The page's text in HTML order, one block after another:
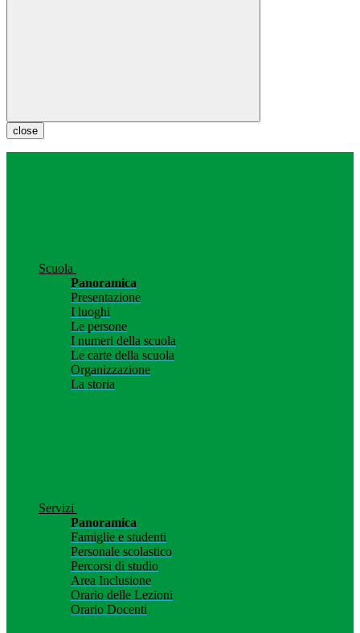
close
Scuola
Panoramica
Presentazione
I luoghi
Le persone
I numeri della scuola
Le carte della scuola
Organizzazione
La storia
Servizi
Panoramica
Famiglie e studenti
Personale scolastico
Percorsi di studio
Area Inclusione
Orario delle Lezioni
Orario Docenti